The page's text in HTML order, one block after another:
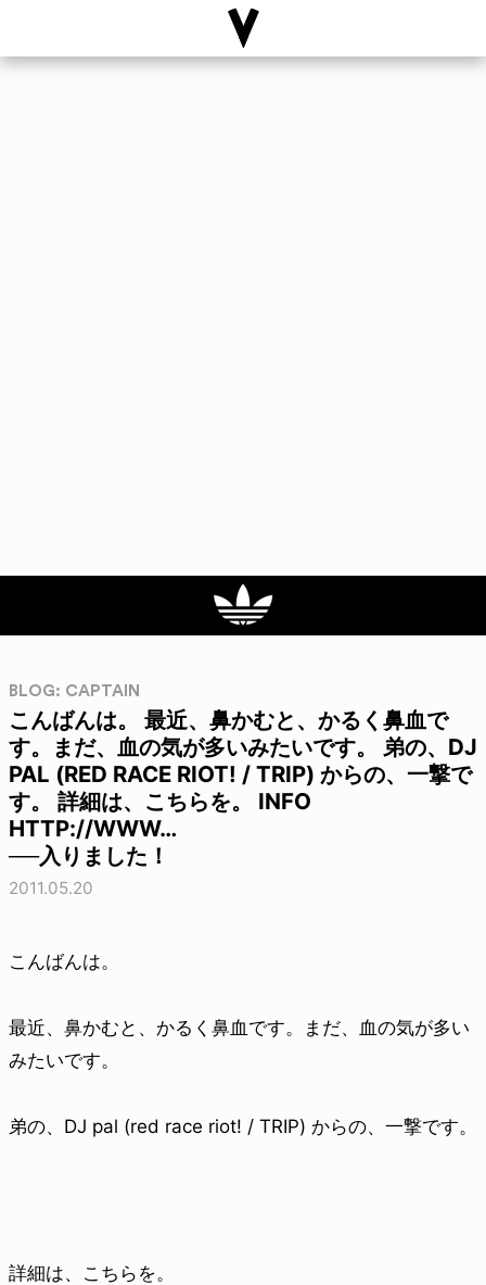
BLOG: CAPTAIN
こんばんは。 最近、鼻かむと、かるく鼻血で
す。まだ、血の気が多いみたいです。 弟の、DJ
PAL (RED RACE RIOT! / TRIP) からの、一撃で
す。 詳細は、こちらを。 INFO
HTTP://WWW…
──入りました！
2011.05.20
こんばんは。
最近、鼻かむと、かるく鼻血です。まだ、血の気が多い
みたいです。
弟の、DJ pal (red race riot! / TRIP) からの、一撃です。
詳細は、こちらを。